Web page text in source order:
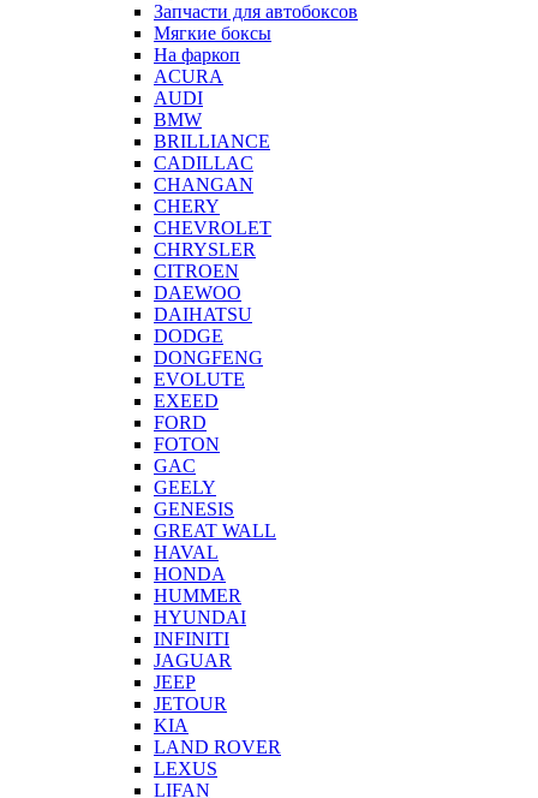
Запчасти для автобоксов
Мягкие боксы
На фаркоп
ACURA
AUDI
BMW
BRILLIANCE
CADILLAC
CHANGAN
CHERY
CHEVROLET
CHRYSLER
CITROEN
DAEWOO
DAIHATSU
DODGE
DONGFENG
EVOLUTE
EXEED
FORD
FOTON
GAC
GEELY
GENESIS
GREAT WALL
HAVAL
HONDA
HUMMER
HYUNDAI
INFINITI
JAGUAR
JEEP
JETOUR
KIA
LAND ROVER
LEXUS
LIFAN